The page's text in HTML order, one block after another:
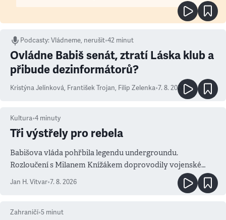
Podcasty:Vládneme, nerušit•42 minut
Ovládne Babiš senát, ztratí Láska klub a
přibude dezinformátorů?
Kristýna Jelínková, František Trojan, Filip Zelenka•7. 8. 2026
Kultura•4 minuty
Tři výstřely pro rebela
Babišova vláda pohřbila legendu undergroundu.
Rozloučení s Milanem Knížákem doprovodily vojenské
salvy i kritika pokrokářů
Jan H. Vitvar•7. 8. 2026
Zahraničí•5 minut